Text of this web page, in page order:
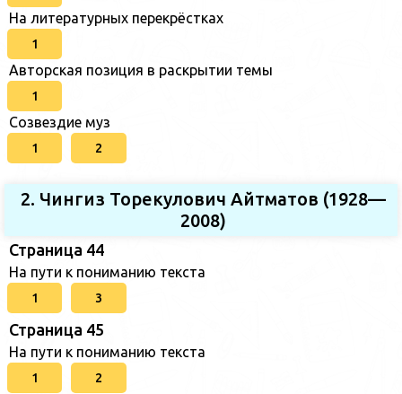
На литературных перекрёстках
1
Авторская позиция в раскрытии темы
1
Созвездие муз
1 2
2. Чингиз Торекулович Айтматов (1928—
2008)
Страница 44
На пути к пониманию текста
1 3
Страница 45
На пути к пониманию текста
1 2